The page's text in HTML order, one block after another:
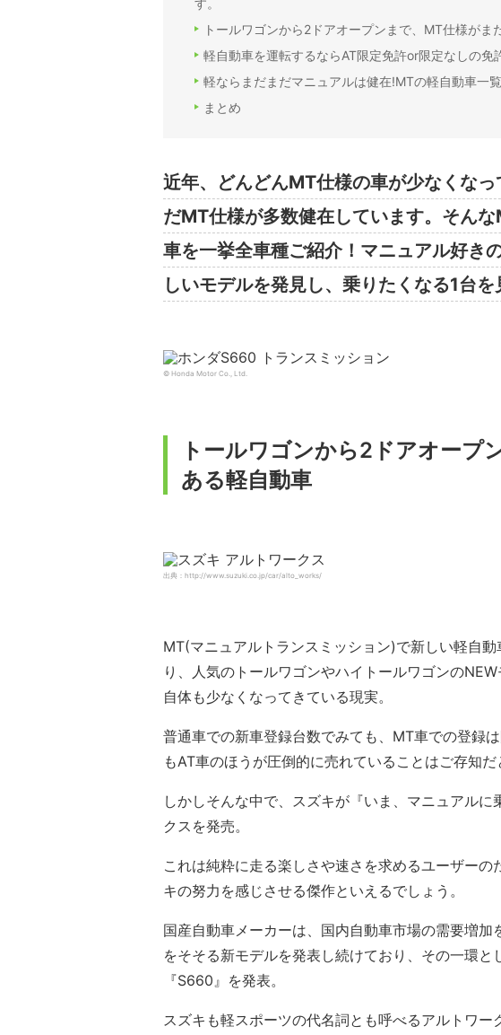
す。
トールワゴンから2ドアオープンまで、MT仕様がま
軽自動車を運転するならAT限定免許or限定なしの免
軽ならまだまだマニュアルは健在!MTの軽自動車一
まとめ
近年、どんどんMT仕様の車が少なくな
だMT仕様が多数健在しています。そん
車を一挙全車種ご紹介！マニュアル好き
しいモデルを発見し、乗りたくなる1台を
© Honda Motor Co., Ltd.
トールワゴンから2ドアオープ
ある軽自動車
出典：http://www.suzuki.co.jp/car/alto_works/
MT(マニュアルトランスミッション)で新しい軽自
り、人気のトールワゴンやハイトールワゴンの
自体も少なくなってきている現実。
普通車での新車登録台数でみても、MT車での登録
もAT車のほうが圧倒的に売れていることはご存知だ
しかしそんな中で、スズキが『いま、マニュアル
クスを発売。
これは純粋に走る楽しさや速さを求めるユーザー
キの努力を感じさせる傑作といえるでしょう。
国産自動車メーカーは、国内自動車市場の需要増
をそそる新モデルを発表し続けており、その一環
『S660』を発表。
スズキも軽スポーツの代名詞とも呼べるアルトワ